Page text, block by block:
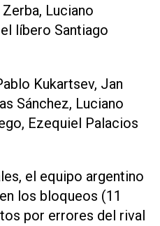
Luciano
líbero Santiago
Kukartsev, Jan
Sánchez, Luciano
Ezequiel Palacios
el equipo argentino
los bloqueos (11
por errores del rival